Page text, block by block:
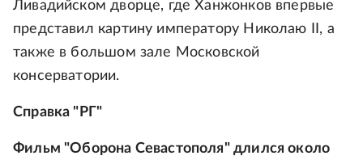
Ливадийском дворце, где Ханжонков впервые
представил картину императору Николаю II, а
также в большом зале Московской
консерватории.
Справка "РГ"
Фильм "Оборона Севастополя" длился около